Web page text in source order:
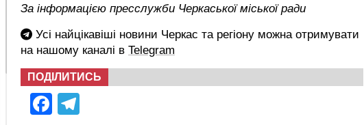
За інформацією пресслужби Черкаської міської ради
Усі найцікавіші новини Черкас та регіону можна отримувати
на нашому каналі в Telegram
ПОДІЛИТИСЬ
Facebook